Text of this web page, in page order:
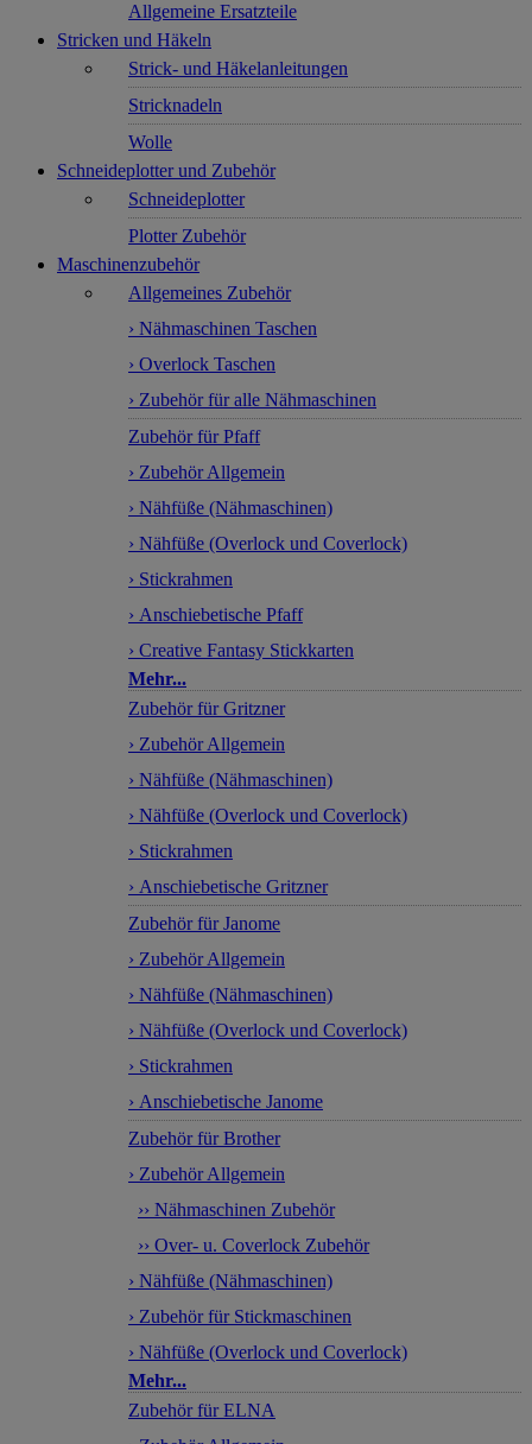
Allgemeine Ersatzteile
Stricken und Häkeln
Strick- und Häkelanleitungen
Stricknadeln
Wolle
Schneideplotter und Zubehör
Schneideplotter
Plotter Zubehör
Maschinenzubehör
Allgemeines Zubehör
› Nähmaschinen Taschen
› Overlock Taschen
› Zubehör für alle Nähmaschinen
Zubehör für Pfaff
› Zubehör Allgemein
› Nähfüße (Nähmaschinen)
› Nähfüße (Overlock und Coverlock)
› Stickrahmen
› Anschiebetische Pfaff
› Creative Fantasy Stickkarten
Mehr...
Zubehör für Gritzner
› Zubehör Allgemein
› Nähfüße (Nähmaschinen)
› Nähfüße (Overlock und Coverlock)
› Stickrahmen
› Anschiebetische Gritzner
Zubehör für Janome
› Zubehör Allgemein
› Nähfüße (Nähmaschinen)
› Nähfüße (Overlock und Coverlock)
› Stickrahmen
› Anschiebetische Janome
Zubehör für Brother
› Zubehör Allgemein
›› Nähmaschinen Zubehör
›› Over- u. Coverlock Zubehör
› Nähfüße (Nähmaschinen)
› Zubehör für Stickmaschinen
› Nähfüße (Overlock und Coverlock)
Mehr...
Zubehör für ELNA